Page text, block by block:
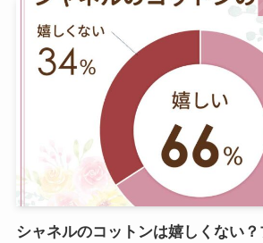
シャネルのコットンは嬉しくない